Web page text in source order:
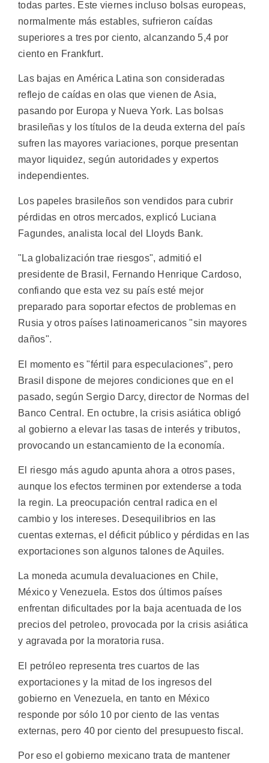
todas partes. Este viernes incluso bolsas europeas,
normalmente más estables, sufrieron caídas
superiores a tres por ciento, alcanzando 5,4 por
ciento en Frankfurt.
Las bajas en América Latina son consideradas
reflejo de caídas en olas que vienen de Asia,
pasando por Europa y Nueva York. Las bolsas
brasileñas y los títulos de la deuda externa del país
sufren las mayores variaciones, porque presentan
mayor liquidez, según autoridades y expertos
independientes.
Los papeles brasileños son vendidos para cubrir
pérdidas en otros mercados, explicó Luciana
Fagundes, analista local del Lloyds Bank.
"La globalización trae riesgos", admitió el
presidente de Brasil, Fernando Henrique Cardoso,
confiando que esta vez su país esté mejor
preparado para soportar efectos de problemas en
Rusia y otros países latinoamericanos "sin mayores
daños".
El momento es "fértil para especulaciones", pero
Brasil dispone de mejores condiciones que en el
pasado, según Sergio Darcy, director de Normas del
Banco Central. En octubre, la crisis asiática obligó
al gobierno a elevar las tasas de interés y tributos,
provocando un estancamiento de la economía.
El riesgo más agudo apunta ahora a otros pases,
aunque los efectos terminen por extenderse a toda
la regin. La preocupación central radica en el
cambio y los intereses. Desequilibrios en las
cuentas externas, el déficit público y pérdidas en las
exportaciones son algunos talones de Aquiles.
La moneda acumula devaluaciones en Chile,
México y Venezuela. Estos dos últimos países
enfrentan dificultades por la baja acentuada de los
precios del petroleo, provocada por la crisis asiática
y agravada por la moratoria rusa.
El petróleo representa tres cuartos de las
exportaciones y la mitad de los ingresos del
gobierno en Venezuela, en tanto en México
responde por sólo 10 por ciento de las ventas
externas, pero 40 por ciento del presupuesto fiscal.
Por eso el gobierno mexicano trata de mantener